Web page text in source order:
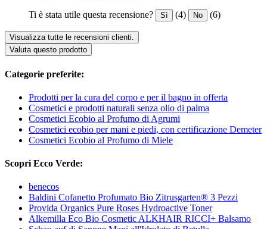
Ti è stata utile questa recensione? Sì (4) No (6)
Visualizza tutte le recensioni clienti.
Valuta questo prodotto
Categorie preferite:
Prodotti per la cura del corpo e per il bagno in offerta
Cosmetici e prodotti naturali senza olio di palma
Cosmetici Ecobio al Profumo di Agrumi
Cosmetici ecobio per mani e piedi, con certificazione Demeter
Cosmetici Ecobio al Profumo di Miele
Scopri Ecco Verde:
benecos
Baldini Cofanetto Profumato Bio Zitrusgarten® 3 Pezzi
Provida Organics Pure Roses Hydroactive Toner
Alkemilla Eco Bio Cosmetic ALKHAIR RICCI+ Balsamo